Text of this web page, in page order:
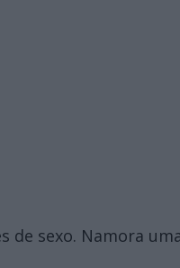
de sexo. Namora